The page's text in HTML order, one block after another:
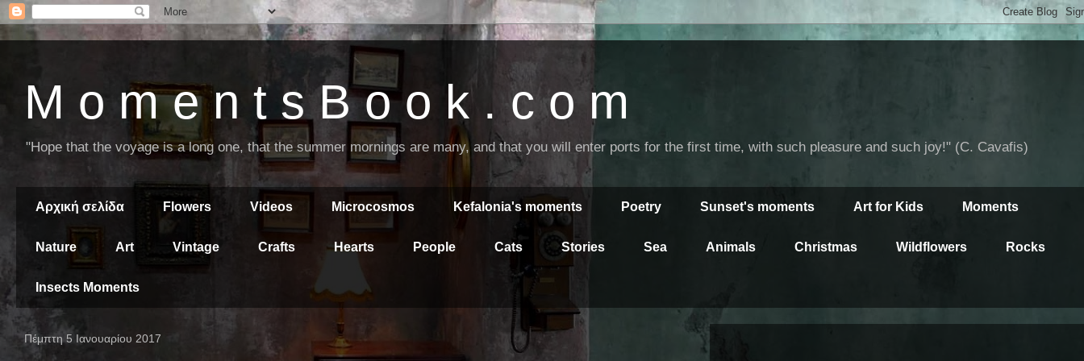
M o m e n t s B o o k . c o m
"Hope that the voyage is a long one, that the summer mornings are many, and that you will enter ports for the first time, with such pleasure and such joy!" (C. Cavafis)
Αρχική σελίδα Flowers Videos Microcosmos Kefalonia's moments Poetry Sunset's moments Art for Kids Moments
Nature Art Vintage Crafts Hearts People Cats Stories Sea Animals Christmas Wildflowers Rocks
Insects Moments
Πέμπτη 5 Ιανουαρίου 2017